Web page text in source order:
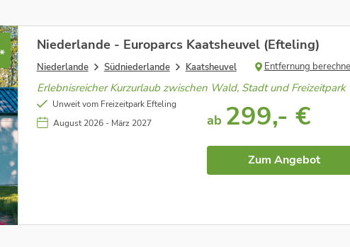
*
Niederlande - Europarcs Kaatsheuvel (Efteling)
Niederlande Südniederlande Kaatsheuvel Entfernung
Erlebnisreicher Kurzurlaub zwischen Wald, Stadt und Freizeitpark
Unweit vom Freizeitpark Efteling
August 2026 - März 2027
ab 299,- €
Zum Angebot